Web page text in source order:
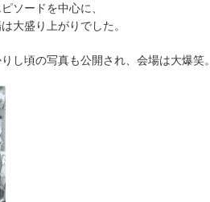
ソードを中心に、
大盛り上がりでした。
し頃の写真も公開され、会場は大爆笑。